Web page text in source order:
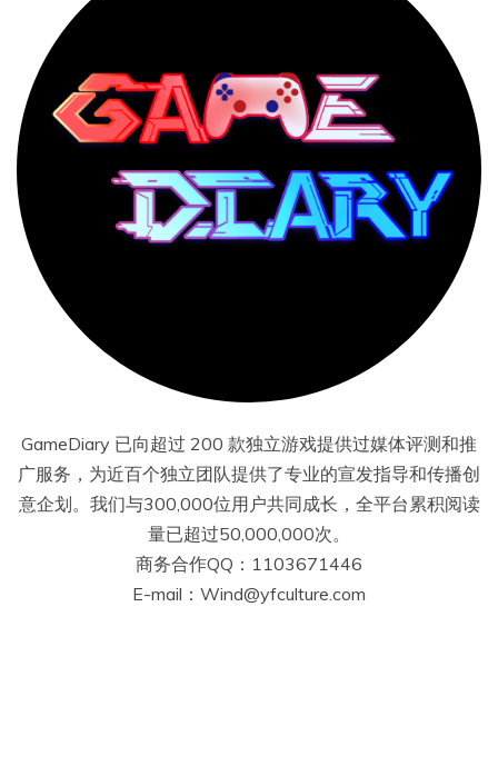
GameDiary 已向超过 200 款独立游戏提供过媒体评测和推
广服务，为近百个独立团队提供了专业的宣发指导和传播创
意企划。我们与300,000位用户共同成长，全平台累积阅读
量已超过50,000,000次。
商务合作QQ：1103671446
E-mail：Wind@yfculture.com